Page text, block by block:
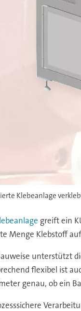
Klebeanlage
greift ein
Menge Klebstoff
unterstützt
flexibel ist
genau, ob ein